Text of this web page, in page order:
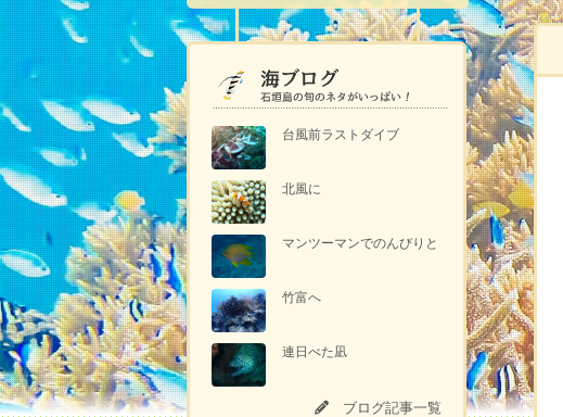
台風前ラストダイブ
北風に
マンツーマンでのんびりと
竹富へ
連日べた凪
ブログ記事一覧